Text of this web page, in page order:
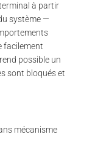
à partir
système —
facilement
possible un
sont bloqués et
mécanisme